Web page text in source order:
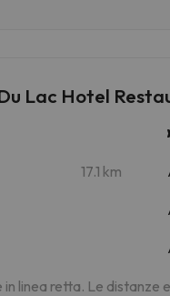
Lac Hotel
17.1 km
linea retta. Le distanze